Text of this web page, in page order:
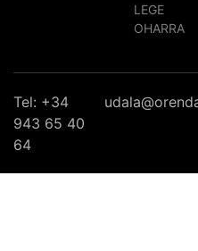
LEGE
OHARRA
Tel: +34
943 65 40
64